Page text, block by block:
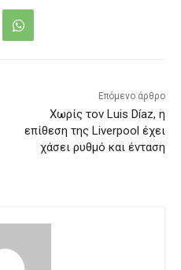
Επόμενο άρθρο
Χωρίς τον Luis Díaz, η
επίθεση της Liverpool έχει
χάσει ρυθμό και ένταση